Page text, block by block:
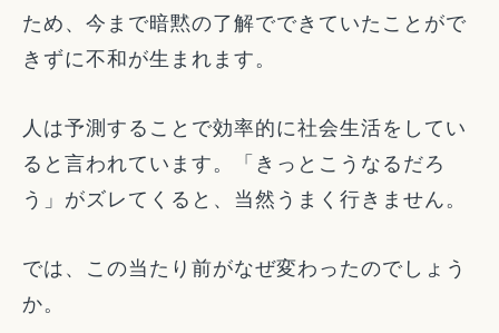
ため、今まで暗黙の了解でできていたことがで
きずに不和が生まれます。
人は予測することで効率的に社会生活をしてい
ると言われています。「きっとこうなるだろ
う」がズレてくると、当然うまく行きません。
では、この当たり前がなぜ変わったのでしょう
か。